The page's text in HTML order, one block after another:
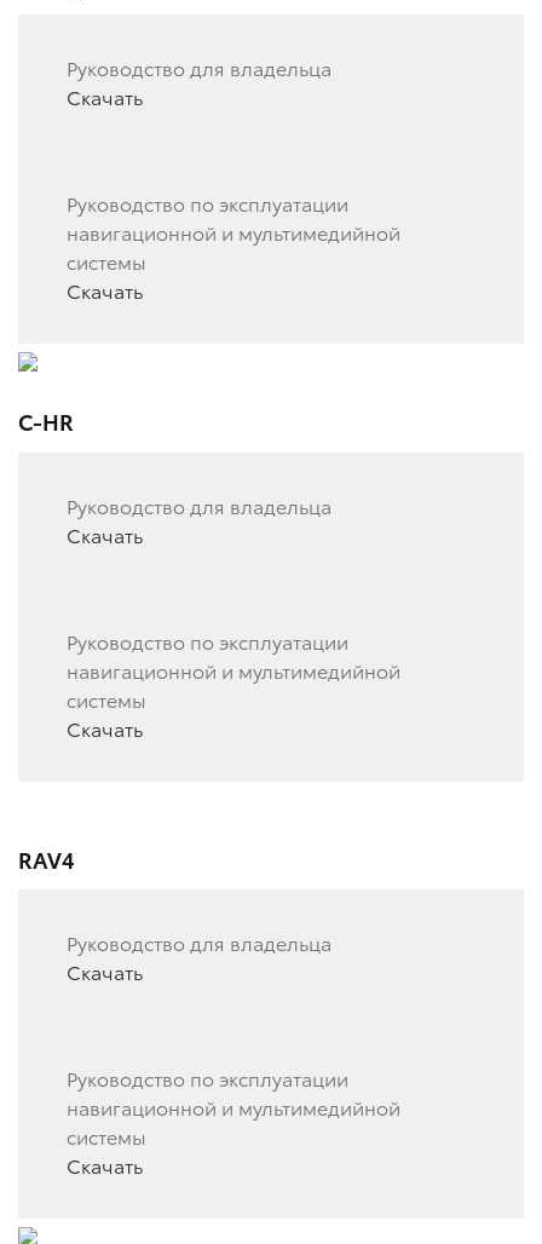
Руководство для владельца
Скачать
Руководство по эксплуатации
навигационной и мультимедийной
системы
Скачать
C-HR
Руководство для владельца
Скачать
Руководство по эксплуатации
навигационной и мультимедийной
системы
Скачать
RAV4
Руководство для владельца
Скачать
Руководство по эксплуатации
навигационной и мультимедийной
системы
Скачать